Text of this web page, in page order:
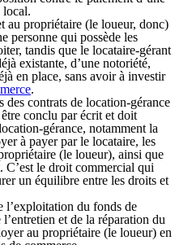
local.
au propriétaire (le loueur, donc)
personne qui possède les
tandis que le locataire-gérant
existante, d’une notoriété,
en place, sans avoir à investir
.
contrats de location-gérance
conclu par écrit et doit
gérance, notamment la
à payer par le locataire, les
(le loueur), ainsi que
C’est le droit commercial qui
un équilibre entre les droits et
l’exploitation du fonds de
et de la réparation du
au propriétaire (le loueur) en